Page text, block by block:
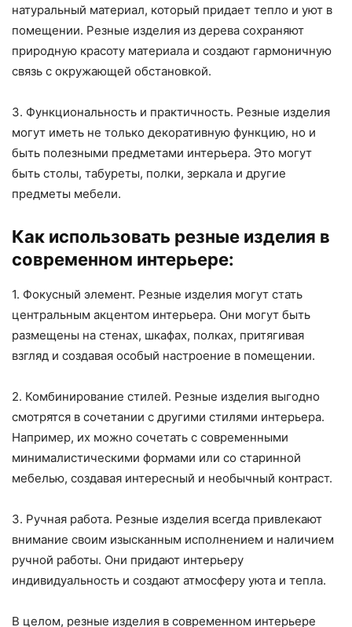
натуральный материал, который придает тепло и уют в
помещении. Резные изделия из дерева сохраняют
природную красоту материала и создают гармоничную
связь с окружающей обстановкой.
3. Функциональность и практичность. Резные изделия
могут иметь не только декоративную функцию, но и
быть полезными предметами интерьера. Это могут
быть столы, табуреты, полки, зеркала и другие
предметы мебели.
Как использовать резные изделия в
современном интерьере:
1. Фокусный элемент. Резные изделия могут стать
центральным акцентом интерьера. Они могут быть
размещены на стенах, шкафах, полках, притягивая
взгляд и создавая особый настроение в помещении.
2. Комбинирование стилей. Резные изделия выгодно
смотрятся в сочетании с другими стилями интерьера.
Например, их можно сочетать с современными
минималистическими формами или со старинной
мебелью, создавая интересный и необычный контраст.
3. Ручная работа. Резные изделия всегда привлекают
внимание своим изысканным исполнением и наличием
ручной работы. Они придают интерьеру
индивидуальность и создают атмосферу уюта и тепла.
В целом, резные изделия в современном интерьере